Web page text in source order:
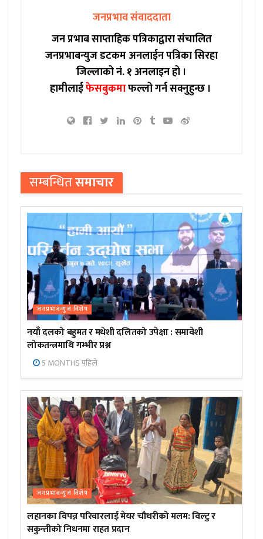
जनप्रभाव संवाददाता
जन प्रभाब साप्ताहिक पत्रिकाद्वारा संचालित
जनप्रभाबन्युज डटकम अनलाईन पत्रिका सिरहा
जिल्लाको नं. १ अनलाइन हो ।
हामीलाईफेसबुकमाफल्लो गर्न सक्नुहुन्छ ।
सम्बन्धितसमाचार
जनप्रभाबन्युज विशेष
नयाँ दलको बहुमत र मधेशी दलितको उपेक्षा : समावेशी
लोकतन्त्रमाथि गम्भीर प्रश्न
5 MONTHS पहिले
जनप्रभाबन्युज विशेष
लहानका विपन्न परिवारलाई मेयर चौधरीको मलम: विल्टु र
सकुन्तीको निधनमा राहत प्रदान